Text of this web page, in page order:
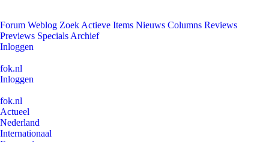
Forum Weblog Zoek Actieve Items Nieuws Columns Reviews
Previews Specials Archief
Inloggen
fok.nl
Inloggen
fok.nl
Actueel
Nederland
Internationaal